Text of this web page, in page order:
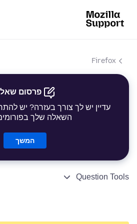
Firefox
פרסום
עדיין יש לך צורך בעזרה? יש
השאלה שלך
המשך
Question Tools